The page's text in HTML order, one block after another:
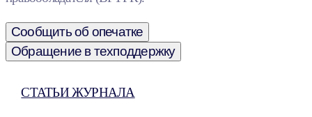
Сообщить об опечатке
Обращение в техподдержку
СТАТЬИ ЖУРНАЛА